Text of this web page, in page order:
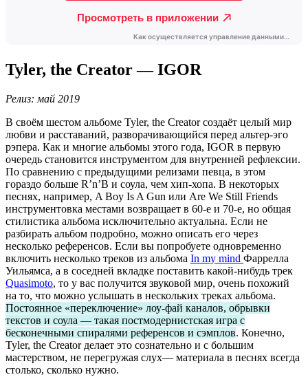
Tyler, the Creator — IGOR
Релиз: май 2019
В своём шестом альбоме Tyler, the Creator создаёт целый мир
любви и расставаний, разворачивающийся перед альтер-эго
рэпера. Как и многие альбомы этого года, IGOR в первую
очередь становится инструментом для внутренней рефлексии.
По сравнению с предыдущими релизами певца, в этом
гораздо больше R’n’B и соула, чем хип-хопа. В некоторых
песнях, например, A Boy Is A Gun или Are We Still Friends
инструментовка местами возвращает в 60-е и 70-е, но общая
стилистика альбома исключительно актуальна. Если не
разбирать альбом подробно, можно описать его через
несколько референсов. Если вы попробуете одновременно
включить несколько треков из альбома In my mind Фаррелла
Уильямса, а в соседней вкладке поставить какой-нибудь трек
Quasimoto, то у вас получится звуковой мир, очень похожий
на то, что можно услышать в нескольких треках альбома.
Постоянное «переключение» лоу-фай каналов, обрывки
текстов и соула — такая постмодернистская игра с
бесконечными спиралями референсов и сэмплов. Конечно,
Tyler, the Creator делает это сознательно и с большим
мастерством, не перегружая слух— материала в песнях всегда
столько, сколько нужно.